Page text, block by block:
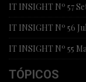
IT INSIGHT Nº 57
IT INSIGHT Nº 56
IT INSIGHT Nº 55
TÓPICOS